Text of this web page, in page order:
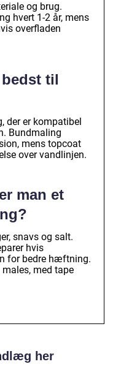
og brug.
hvert 1-2 år, mens
overfladen
til
der er kompatibel
Bundmaling
mens topcoat
over vandlinjen.
man et
snavs og salt.
hvis
for bedre hæftning.
males, med tape
her